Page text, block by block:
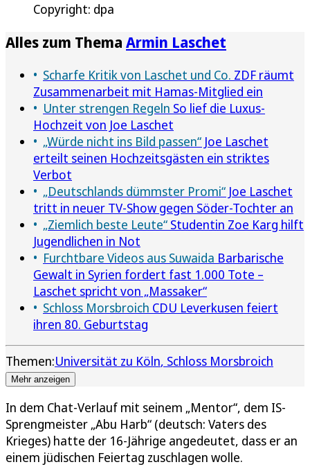
Copyright: dpa
Alles zum Thema Armin Laschet
Scharfe Kritik von Laschet und Co. ZDF räumt
Zusammenarbeit mit Hamas-Mitglied ein
Unter strengen Regeln So lief die Luxus-
Hochzeit von Joe Laschet
„Würde nicht ins Bild passen“ Joe Laschet
erteilt seinen Hochzeitsgästen ein striktes
Verbot
„Deutschlands dümmster Promi“ Joe Laschet
tritt in neuer TV-Show gegen Söder-Tochter an
„Ziemlich beste Leute“ Studentin Zoe Karg hilft
Jugendlichen in Not
Furchtbare Videos aus Suwaida Barbarische
Gewalt in Syrien fordert fast 1.000 Tote –
Laschet spricht von „Massaker“
Schloss Morsbroich CDU Leverkusen feiert
ihren 80. Geburtstag
Themen:Universität zu Köln Schloss Morsbroich
Mehr anzeigen
In dem Chat-Verlauf mit seinem „Mentor“, dem IS-
Sprengmeister „Abu Harb“ (deutsch: Vaters des
Krieges) hatte der 16-Jährige angedeutet, dass er an
einem jüdischen Feiertag zuschlagen wolle.